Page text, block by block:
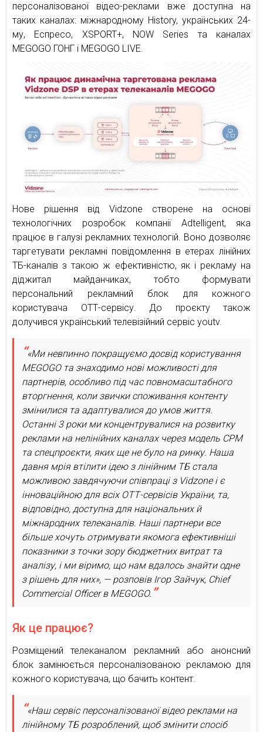
персоналізованої відео-реклами вже доступна на
таких каналах: міжнародному History, українських 24-
му, Еспресо, XSPORT+, NOW Series та каналах
MEGOGO ГОНГ і MEGOGO LIVE.
Нове рішення від Vidzone створене на основі
технологічних розробок компанії Adtelligent, яка
працює в галузі рекламних технологій. Воно дозволяє
таргетувати рекламні повідомлення в етерах лінійних
ТБ-каналів з такою ж ефективністю, як і рекламу на
діджитал майданчиках, тобто формувати
персональний рекламний блок для кожного
користувача ОТТ-сервісу. До проєкту також
долучився український телевізійний сервіс youtv.
«Ми невпинно покращуємо досвід користування
MEGOGO та знаходимо нові можливості для
партнерів, особливо під час повномасштабного
вторгнення, коли звички споживання контенту
змінилися та адаптувалися до умов життя.
Останні 3 роки ми концентрувалися на розвитку
реклами на нелінійних каналах через модель CPM
та спецпроєкти, яких ще не було на ринку. Наша
давня мрія втілити ідею з лінійним ТБ стала
можливою завдячуючи співпраці з Vidzone і є
інноваційною для всіх ОТТ-сервісів України, та,
відповідно, доступна для національних й
міжнародних телеканалів. Наші партнери все
більше хочуть отримувати якомога ефективніші
показники з точки зору бюджетних витрат та
аналізу, і ми віримо, що нам вдалось знайти одне
з рішень для них», — розповів Ігор Зайчук, Chief
Commercial Officer в MEGOGO.
Як це працює?
Розміщений телеканалом рекламний або анонсний
блок замінюється персоналізованою рекламою для
кожного користувача, що бачить контент.
«Наш сервіс персоналізованої відео реклами на
лінійному ТБ розроблений, щоб змінити спосіб